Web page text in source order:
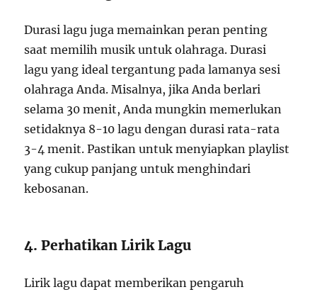
Durasi lagu juga memainkan peran penting
saat memilih musik untuk olahraga. Durasi
lagu yang ideal tergantung pada lamanya sesi
olahraga Anda. Misalnya, jika Anda berlari
selama 30 menit, Anda mungkin memerlukan
setidaknya 8-10 lagu dengan durasi rata-rata
3-4 menit. Pastikan untuk menyiapkan playlist
yang cukup panjang untuk menghindari
kebosanan.
4. Perhatikan Lirik Lagu
Lirik lagu dapat memberikan pengaruh